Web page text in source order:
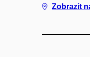
Zobrazit